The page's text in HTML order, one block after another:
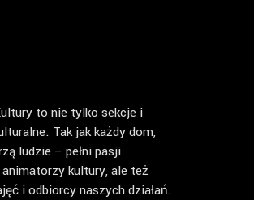
to nie tylko sekcje i
Tak jak każdy dom,
ludzie – pełni pasji
kultury, ale też
i odbiorcy naszych działań.